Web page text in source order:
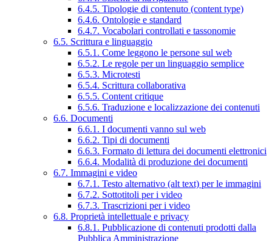
6.4.5. Tipologie di contenuto (content type)
6.4.6. Ontologie e standard
6.4.7. Vocabolari controllati e tassonomie
6.5. Scrittura e linguaggio
6.5.1. Come leggono le persone sul web
6.5.2. Le regole per un linguaggio semplice
6.5.3. Microtesti
6.5.4. Scrittura collaborativa
6.5.5. Content critique
6.5.6. Traduzione e localizzazione dei contenuti
6.6. Documenti
6.6.1. I documenti vanno sul web
6.6.2. Tipi di documenti
6.6.3. Formato di lettura dei documenti elettronici
6.6.4. Modalità di produzione dei documenti
6.7. Immagini e video
6.7.1. Testo alternativo (alt text) per le immagini
6.7.2. Sottotitoli per i video
6.7.3. Trascrizioni per i video
6.8. Proprietà intellettuale e privacy
6.8.1. Pubblicazione di contenuti prodotti dalla
Pubblica Amministrazione